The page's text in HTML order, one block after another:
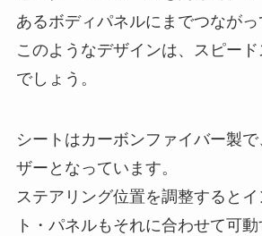
あるボディパネルにまでつながっ
このようなデザインは、スピー
でしょう。
シートはカーボンファイバー製
ザーとなっています。
ステアリング位置を調整すると
ト・パネルもそれに合わせて可